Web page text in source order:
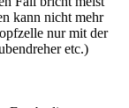
kann nicht mehr
nur mit der
etc.)